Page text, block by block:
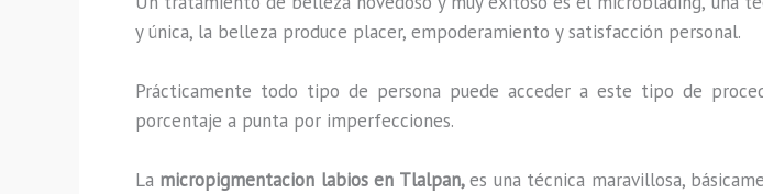
y única, la belleza produce placer, empoderamiento y satisfacción personal.
Prácticamente todo tipo de persona puede acceder a este tipo de
porcentaje a punta por imperfecciones.
La micropigmentacion labios en Tlalpan,es una técnica maravillosa,